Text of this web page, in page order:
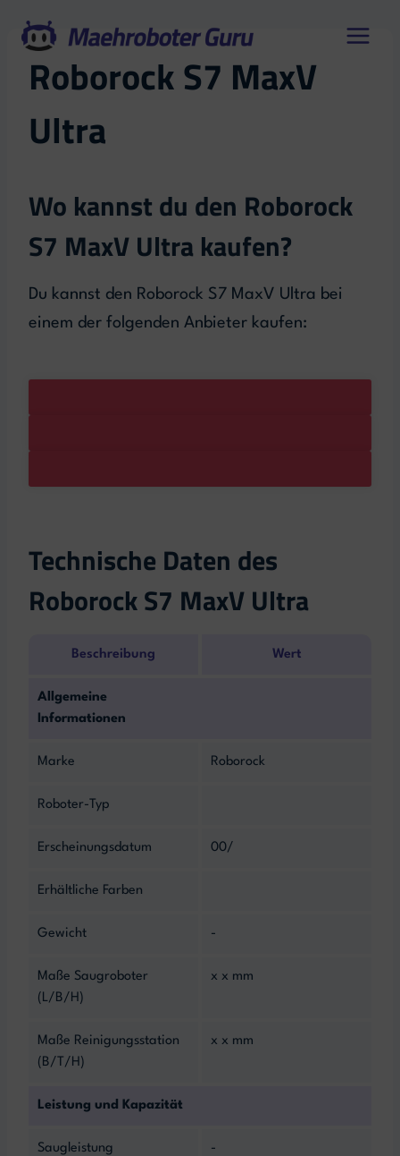
Inhalt
springenRoborock S7 MaxV
Ultra
Wo kannst du den Roborock
S7 MaxV Ultra kaufen?
Du kannst den Roborock S7 MaxV Ultra bei
einem der folgenden Anbieter kaufen:
Technische Daten des
Roborock S7 MaxV Ultra
Beschreibung Wert
Allgemeine
Informationen
Marke Roborock
Roboter-Typ
Erscheinungsdatum 00/
Erhältliche Farben
Gewicht -
Maße Saugroboter
(L/B/H)
x x mm
Maße Reinigungsstation
(B/T/H)
x x mm
Leistung und Kapazität
Saugleistung -